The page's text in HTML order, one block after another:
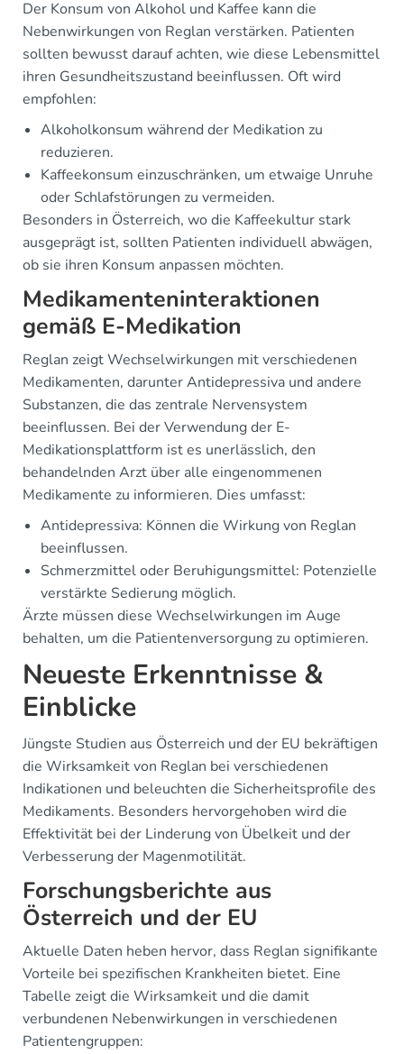
Der Konsum von Alkohol und Kaffee kann die
Nebenwirkungen von Reglan verstärken. Patienten
sollten bewusst darauf achten, wie diese Lebensmittel
ihren Gesundheitszustand beeinflussen. Oft wird
empfohlen:
Alkoholkonsum während der Medikation zu
reduzieren.
Kaffeekonsum einzuschränken, um etwaige Unruhe
oder Schlafstörungen zu vermeiden.
Besonders in Österreich, wo die Kaffeekultur stark
ausgeprägt ist, sollten Patienten individuell abwägen,
ob sie ihren Konsum anpassen möchten.
Medikamenteninteraktionen
gemäß E-Medikation
Reglan zeigt Wechselwirkungen mit verschiedenen
Medikamenten, darunter Antidepressiva und andere
Substanzen, die das zentrale Nervensystem
beeinflussen. Bei der Verwendung der E-
Medikationsplattform ist es unerlässlich, den
behandelnden Arzt über alle eingenommenen
Medikamente zu informieren. Dies umfasst:
Antidepressiva: Können die Wirkung von Reglan
beeinflussen.
Schmerzmittel oder Beruhigungsmittel: Potenzielle
verstärkte Sedierung möglich.
Ärzte müssen diese Wechselwirkungen im Auge
behalten, um die Patientenversorgung zu optimieren.
Neueste Erkenntnisse &
Einblicke
Jüngste Studien aus Österreich und der EU bekräftigen
die Wirksamkeit von Reglan bei verschiedenen
Indikationen und beleuchten die Sicherheitsprofile des
Medikaments. Besonders hervorgehoben wird die
Effektivität bei der Linderung von Übelkeit und der
Verbesserung der Magenmotilität.
Forschungsberichte aus
Österreich und der EU
Aktuelle Daten heben hervor, dass Reglan signifikante
Vorteile bei spezifischen Krankheiten bietet. Eine
Tabelle zeigt die Wirksamkeit und die damit
verbundenen Nebenwirkungen in verschiedenen
Patientengruppen: